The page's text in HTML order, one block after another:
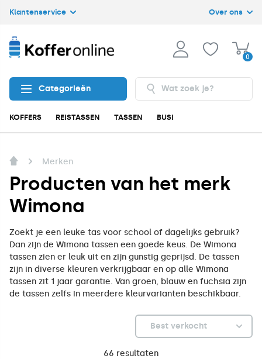
Klantenservice Over ons
0
Categorieën
KOFFERS REISTASSEN TASSEN BUSINESS
Merken
Producten van het merk
Wimona
Zoekt je een leuke tas voor school of dagelijks gebruik?
Dan zijn de Wimona tassen een goede keus. De Wimona
tassen zien er leuk uit en zijn gunstig geprijsd. De tassen
zijn in diverse kleuren verkrijgbaar en op alle Wimona
tassen zit 1 jaar garantie. Van groen, blauw en fuchsia zijn
de tassen zelfs in meerdere kleurvarianten beschikbaar.
Best verkocht
66 resultaten